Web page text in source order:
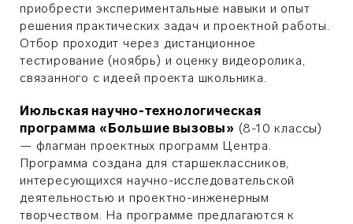
приобрести экспериментальные навыки и опыт
решения практических задач и проектной работы.
Отбор проходит через дистанционное
тестирование (ноябрь) и оценку видеоролика,
связанного с идеей проекта школьника.
Июльская научно-технологическая
программа «Большие вызовы» (8-10 классы)
— флагман проектных программ Центра.
Программа создана для старшеклассников,
интересующихся научно-исследовательской
деятельностью и проектно-инженерным
творчеством. На программе предлагаются к